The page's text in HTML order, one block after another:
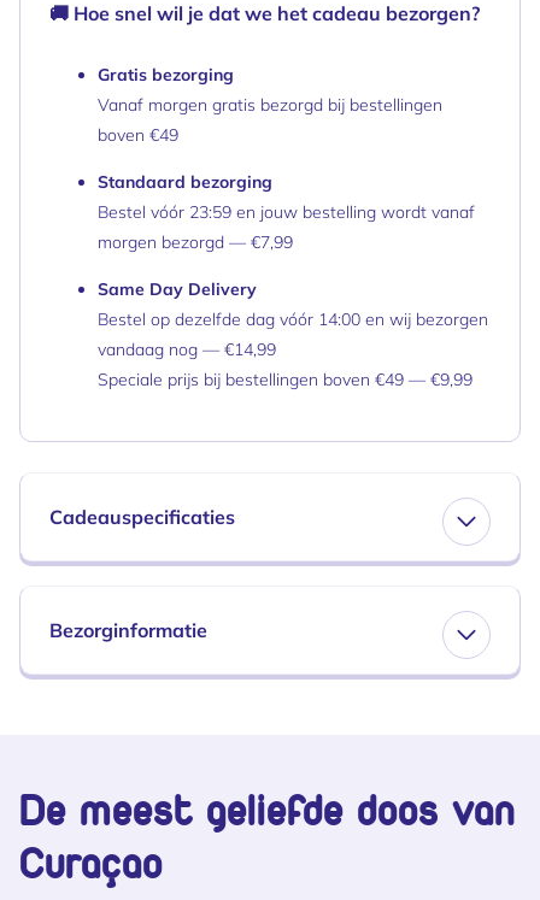
Cadeauspecificaties
Bezorginformatie
🚚 Hoe snel wil je dat we het cadeau bezorgen?
Gratis bezorging
Vanaf morgen gratis bezorgd bij bestellingen
boven €49
Standaard bezorging
Bestel vóór 23:59 en jouw bestelling wordt vanaf
morgen bezorgd — €7,99
Same Day Delivery
Bestel op dezelfde dag vóór 14:00 en wij bezorgen
vandaag nog — €14,99
Speciale prijs bij bestellingen boven €49 — €9,99
De meest geliefde doos van
Curaçao